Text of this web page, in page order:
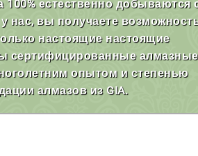
естественно добываются
нас, вы получаете
настоящие настоящие
сертифицированные алмазные
опытом и степенью
алмазов из GIA.